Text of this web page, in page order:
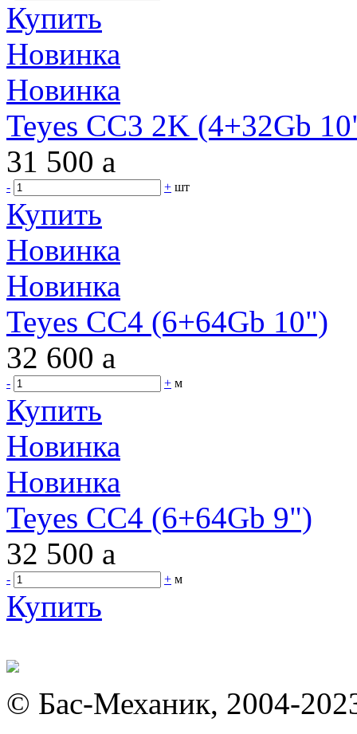
Купить
Новинка
Новинка
Teyes CC3 2K (4+32Gb
31 500 a
- + шт
Купить
Новинка
Новинка
Teyes CC4 (6+64Gb 10")
32 600 a
- + м
Купить
Новинка
Новинка
Teyes CC4 (6+64Gb 9")
32 500 a
- + м
Купить
© Бас-Механик, 2004-